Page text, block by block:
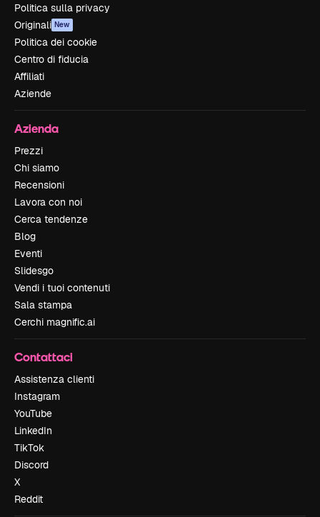
Politica sulla privacy
Originali New
Politica dei cookie
Centro di fiducia
Affiliati
Aziende
Azienda
Prezzi
Chi siamo
Recensioni
Lavora con noi
Cerca tendenze
Blog
Eventi
Slidesgo
Vendi i tuoi contenuti
Sala stampa
Cerchi magnific.ai
Contattaci
Assistenza clienti
Instagram
YouTube
LinkedIn
TikTok
Discord
X
Reddit